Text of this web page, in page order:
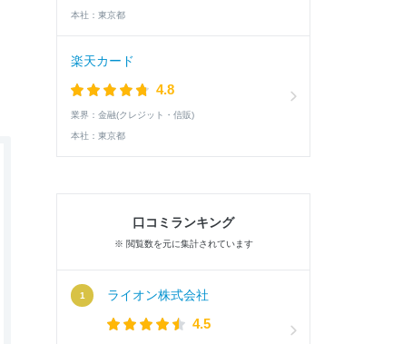
本社： 東京都
楽天カード
4.8
業界： 金融(クレジット・信販)
本社： 東京都
口コミランキング
※ 閲覧数を元に集計されています
ライオン株式会社
4.5